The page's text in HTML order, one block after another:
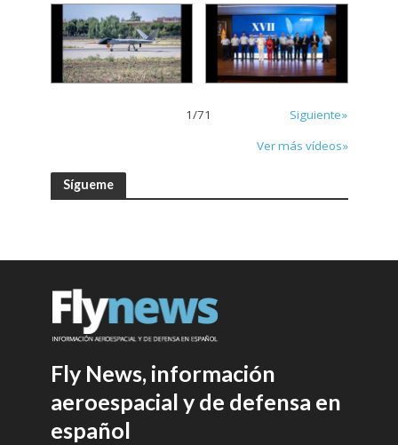
1/71
Siguiente»
Ver más vídeos»
Sígueme
Fly News, información
aeroespacial y de defensa en
español